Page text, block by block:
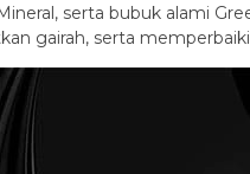
serta bubuk alami
gairah, serta